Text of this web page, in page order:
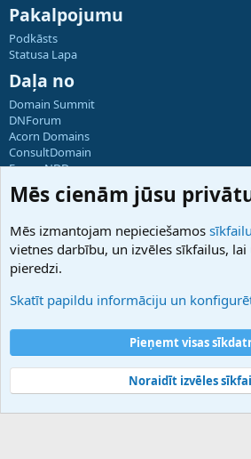
Pakalpojumu
Podkāsts
Statusa Lapa
Daļa no
Domain Summit
DNForum
Acorn Domains
ConsultDomain
ForumNDD
Domainforum.ro
27.be
Hostmaria
Atbalsts
Palīdzība
Noteikumi un nosacījumi
Privātuma politika
Community platform by XenForo® © 2010-2025
Mēs cienām jūsu
Mēs izmantojam nepieciešamos
vietnes darbību, un izvēles sīkfailus,
pieredzi.
Skatīt papildu informāciju un
Pieņemt visas
Noraidīt izvēles